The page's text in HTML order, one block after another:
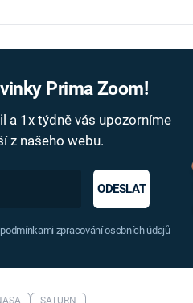
Prima Zoom!
a 1x týdně vás upozorníme
z našeho webu.
ODESLAT
podmínkami zpracování osobních údajů
SATURN